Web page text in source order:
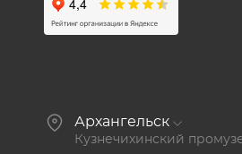
Архангельск
Кузнечихинский